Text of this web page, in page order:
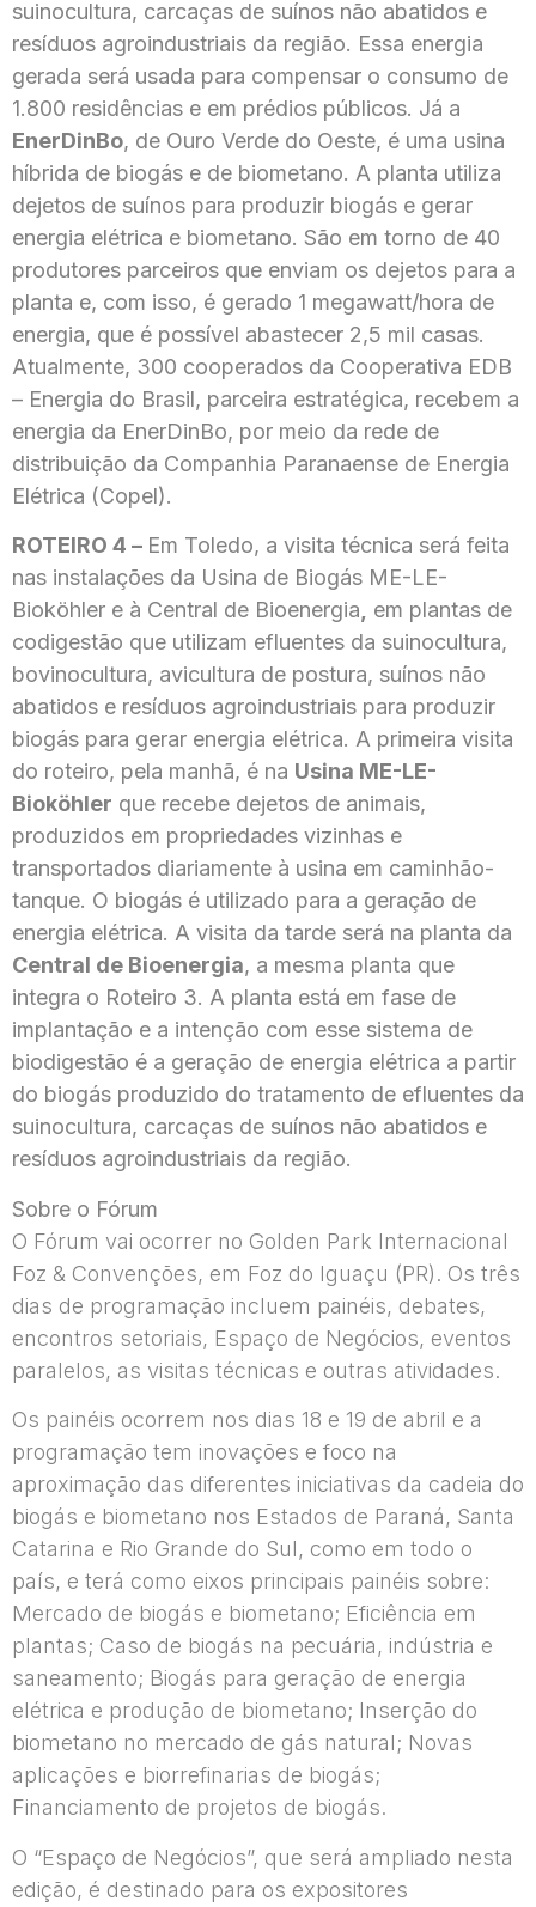
suinocultura, carcaças de suínos não abatidos e
resíduos agroindustriais da região. Essa energia
gerada será usada para compensar o consumo de
1.800 residências e em prédios públicos. Já a
EnerDinBo, de Ouro Verde do Oeste, é uma usina
híbrida de biogás e de biometano. A planta utiliza
dejetos de suínos para produzir biogás e gerar
energia elétrica e biometano. São em torno de 40
produtores parceiros que enviam os dejetos para a
planta e, com isso, é gerado 1 megawatt/hora de
energia, que é possível abastecer 2,5 mil casas.
Atualmente, 300 cooperados da Cooperativa EDB
– Energia do Brasil, parceira estratégica, recebem a
energia da EnerDinBo, por meio da rede de
distribuição da Companhia Paranaense de Energia
Elétrica (Copel).
ROTEIRO 4 – Em Toledo, a visita técnica será feita
nas instalações da Usina de Biogás ME-LE-
Bioköhler e à Central de Bioenergia, em plantas de
codigestão que utilizam efluentes da suinocultura,
bovinocultura, avicultura de postura, suínos não
abatidos e resíduos agroindustriais para produzir
biogás para gerar energia elétrica. A primeira visita
do roteiro, pela manhã, é na Usina ME-LE-
Bioköhler que recebe dejetos de animais,
produzidos em propriedades vizinhas e
transportados diariamente à usina em caminhão-
tanque. O biogás é utilizado para a geração de
energia elétrica. A visita da tarde será na planta da
Central de Bioenergia, a mesma planta que
integra o Roteiro 3. A planta está em fase de
implantação e a intenção com esse sistema de
biodigestão é a geração de energia elétrica a partir
do biogás produzido do tratamento de efluentes da
suinocultura, carcaças de suínos não abatidos e
resíduos agroindustriais da região.
Sobre o Fórum
O Fórum vai ocorrer no Golden Park Internacional
Foz & Convenções, em Foz do Iguaçu (PR). Os três
dias de programação incluem painéis, debates,
encontros setoriais, Espaço de Negócios, eventos
paralelos, as visitas técnicas e outras atividades.
Os painéis ocorrem nos dias 18 e 19 de abril e a
programação tem inovações e foco na
aproximação das diferentes iniciativas da cadeia do
biogás e biometano nos Estados de Paraná, Santa
Catarina e Rio Grande do Sul, como em todo o
país, e terá como eixos principais painéis sobre:
Mercado de biogás e biometano; Eficiência em
plantas; Caso de biogás na pecuária, indústria e
saneamento; Biogás para geração de energia
elétrica e produção de biometano; Inserção do
biometano no mercado de gás natural; Novas
aplicações e biorrefinarias de biogás;
Financiamento de projetos de biogás.
O “Espaço de Negócios”, que será ampliado nesta
edição, é destinado para os expositores